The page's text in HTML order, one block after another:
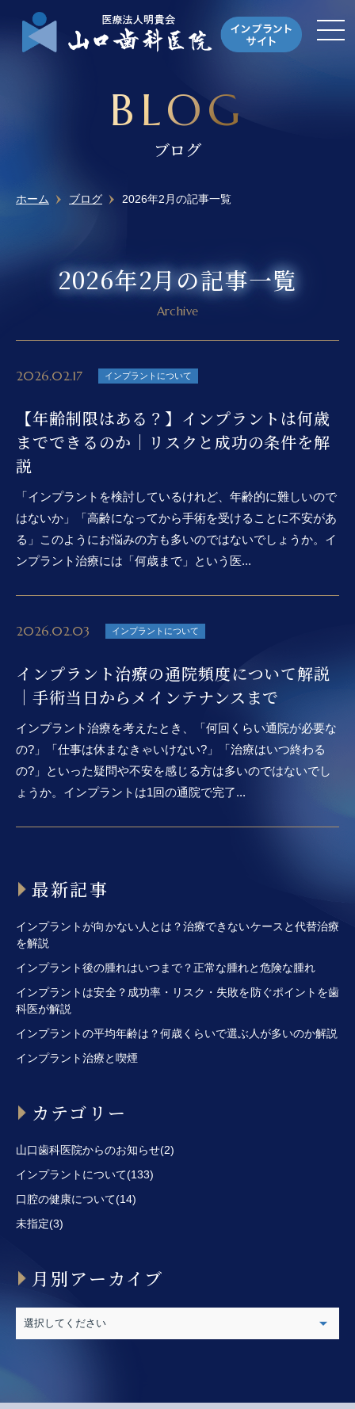
BLOG
ブログ
ホーム ブログ 2026年2月の記事一覧
Archive
2026年2月の記事一覧
2026.02.17 インプラントについて
【年齢制限はある？】インプラントは何歳
までできるのか｜リスクと成功の条件を解
説
「インプラントを検討しているけれど、年齢的に難しいので
はないか」「高齢になってから手術を受けることに不安があ
る」このようにお悩みの方も多いのではないでしょうか。イ
ンプラント治療には「何歳まで」という医...
2026.02.03 インプラントについて
インプラント治療の通院頻度について解説
｜手術当日からメインテナンスまで
インプラント治療を考えたとき、「何回くらい通院が必要な
の?」「仕事は休まなきゃいけない?」「治療はいつ終わる
の?」といった疑問や不安を感じる方は多いのではないでし
ょうか。インプラントは1回の通院で完了...
最新記事
インプラントが向かない人とは？治療できないケースと代替治療
を解説
インプラント後の腫れはいつまで？正常な腫れと危険な腫れ
インプラントは安全？成功率・リスク・失敗を防ぐポイントを歯
科医が解説
インプラントの平均年齢は？何歳くらいで選ぶ人が多いのか解説
インプラント治療と喫煙
カテゴリー
山口歯科医院からのお知らせ(2)
インプラントについて(133)
口腔の健康について(14)
未指定(3)
月別アーカイブ